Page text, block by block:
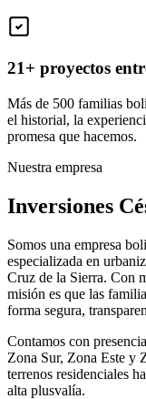
21+ proyectos
Más de 500 familias
el historial, la
promesa que hacemos.
Nuestra empresa
Inversiones
Somos una empresa
especializada en
Cruz de la Sierra. Con
misión es que las
forma segura,
Contamos con
Zona Sur, Zona Este y
terrenos residenciales
alta plusvalía.